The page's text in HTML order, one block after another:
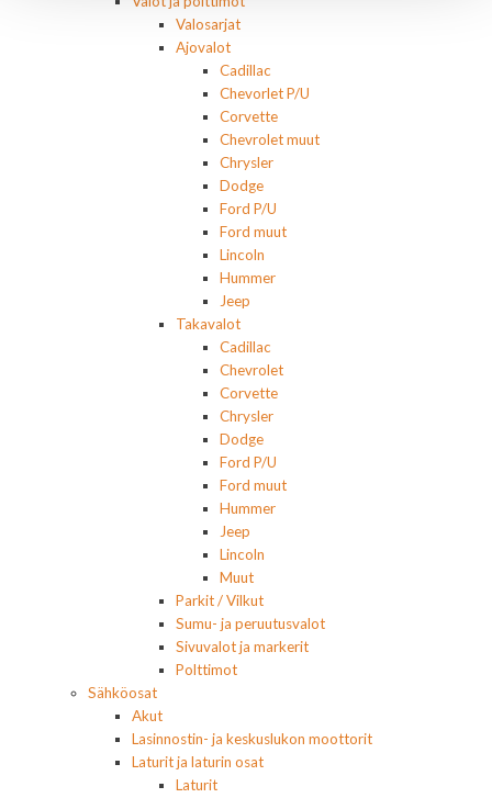
Valosarjat
Ajovalot
Cadillac
Chevorlet P/U
Corvette
Chevrolet muut
Chrysler
Dodge
Ford P/U
Ford muut
Lincoln
Hummer
Jeep
Takavalot
Cadillac
Chevrolet
Corvette
Chrysler
Dodge
Ford P/U
Ford muut
Hummer
Jeep
Lincoln
Muut
Parkit / Vilkut
Sumu- ja peruutusvalot
Sivuvalot ja markerit
Polttimot
Sähköosat
Akut
Lasinnostin- ja keskuslukon moottorit
Laturit ja laturin osat
Laturit